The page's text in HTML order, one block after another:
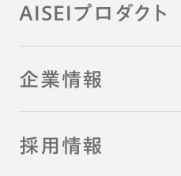
AISEIプロダクト
企業情報
採用情報